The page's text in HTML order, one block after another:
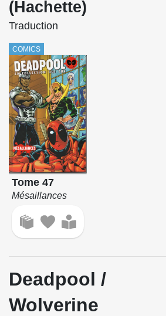
(Hachette)
Traduction
COMICS
Tome 47
Mésaillances
Deadpool /
Wolverine